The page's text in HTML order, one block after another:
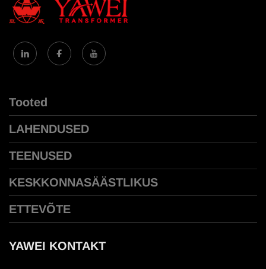
Tooted
LAHENDUSED
TEENUSED
KESKKONNASÄÄSTLIKUS
ETTEVÕTE
YAWEI KONTAKT